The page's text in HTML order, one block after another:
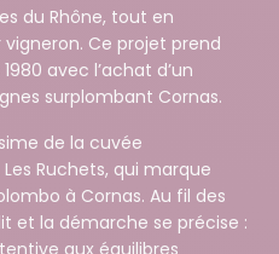
du Rhône, tout en
Ce projet prend
avec l’achat d’un
surplombant Cornas.
de la cuvée
Ruchets, qui marque
à Cornas. Au fil des
et la démarche se précise :
aux équilibres